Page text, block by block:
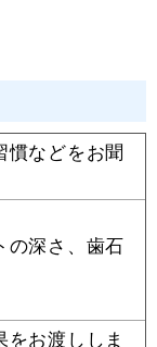
慣などをお聞
の深さ、歯石
お渡ししま